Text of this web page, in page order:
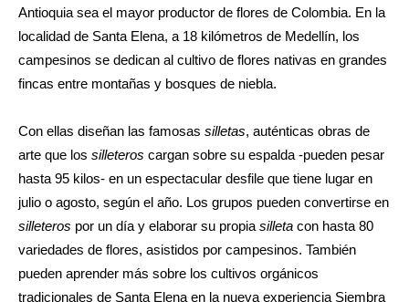
Antioquia sea el mayor productor de flores de Colombia. En la
localidad de Santa Elena, a 18 kilómetros de Medellín, los
campesinos se dedican al cultivo de flores nativas en grandes
fincas entre montañas y bosques de niebla.
Con ellas diseñan las famosas silletas, auténticas obras de
arte que los silleteros cargan sobre su espalda -pueden pesar
hasta 95 kilos- en un espectacular desfile que tiene lugar en
julio o agosto, según el año. Los grupos pueden convertirse en
silleteros por un día y elaborar su propia silleta con hasta 80
variedades de flores, asistidos por campesinos. También
pueden aprender más sobre los cultivos orgánicos
tradicionales de Santa Elena en la nueva experiencia Siembra